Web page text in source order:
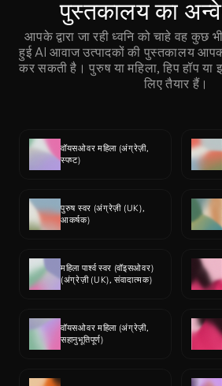
पुस्तकालय का
आपके द्वारा जा रही ध्वनि को चाहे वह कुछ
हुई AI आवाज उत्पादकों की पुस्तकालय
कर सकती है। पुरुष या महिला, हिप हॉप
लिए तैयार हैं।
वॉयसओवर महिला (अंग्रेज़ी,
स्पष्ट)
पुरुष स्वर (अंग्रेज़ी (UK),
आकर्षक)
महिला पार्श्व स्वर (वॉइसओवर)
(अंग्रेज़ी (UK), संवादात्मक)
वॉयसओवर महिला (अंग्रेज़ी,
सहानुभूतिपूर्ण)